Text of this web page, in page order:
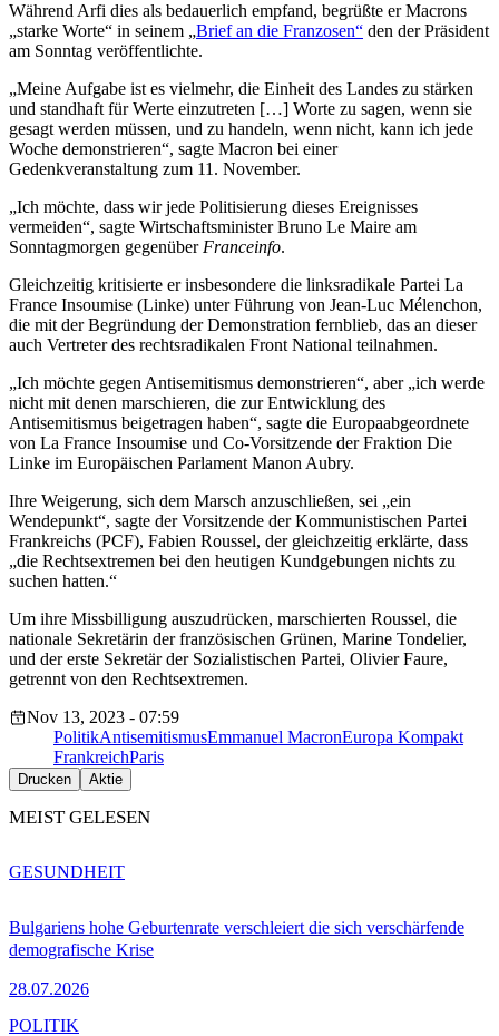
Während Arfi dies als bedauerlich empfand, begrüßte er Macrons
„starke Worte“ in seinem „Brief an die Franzosen“ den der Präsident
am Sonntag veröffentlichte.
„Meine Aufgabe ist es vielmehr, die Einheit des Landes zu stärken
und standhaft für Werte einzutreten […] Worte zu sagen, wenn sie
gesagt werden müssen, und zu handeln, wenn nicht, kann ich jede
Woche demonstrieren“, sagte Macron bei einer
Gedenkveranstaltung zum 11. November.
„Ich möchte, dass wir jede Politisierung dieses Ereignisses
vermeiden“, sagte Wirtschaftsminister Bruno Le Maire am
Sonntagmorgen gegenüber Franceinfo.
Gleichzeitig kritisierte er insbesondere die linksradikale Partei La
France Insoumise (Linke) unter Führung von Jean-Luc Mélenchon,
die mit der Begründung der Demonstration fernblieb, das an dieser
auch Vertreter des rechtsradikalen Front National teilnahmen.
„Ich möchte gegen Antisemitismus demonstrieren“, aber „ich werde
nicht mit denen marschieren, die zur Entwicklung des
Antisemitismus beigetragen haben“, sagte die Europaabgeordnete
von La France Insoumise und Co-Vorsitzende der Fraktion Die
Linke im Europäischen Parlament Manon Aubry.
Ihre Weigerung, sich dem Marsch anzuschließen, sei „ein
Wendepunkt“, sagte der Vorsitzende der Kommunistischen Partei
Frankreichs (PCF), Fabien Roussel, der gleichzeitig erklärte, dass
„die Rechtsextremen bei den heutigen Kundgebungen nichts zu
suchen hatten.“
Um ihre Missbilligung auszudrücken, marschierten Roussel, die
nationale Sekretärin der französischen Grünen, Marine Tondelier,
und der erste Sekretär der Sozialistischen Partei, Olivier Faure,
getrennt von den Rechtsextremen.
Nov 13, 2023 - 07:59
PolitikAntisemitismusEmmanuel MacronEuropa Kompakt
FrankreichParis
Drucken Aktie
MEIST GELESEN
Bulgariens hohe Geburtenrate verschleiert die sich verschärfende
demografische Krise
28.07.2026
GESUNDHEIT
POLITIK